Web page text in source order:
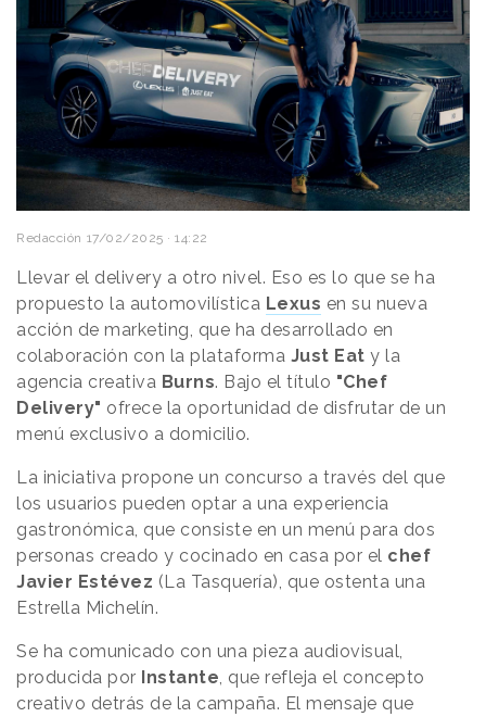
Redacción 17/02/2025 · 14:22
Llevar el delivery a otro nivel. Eso es lo que se ha
propuesto la automovilística Lexus en su nueva
acción de marketing, que ha desarrollado en
colaboración con la plataforma Just Eat y la
agencia creativa Burns. Bajo el título "Chef
Delivery" ofrece la oportunidad de disfrutar de un
menú exclusivo a domicilio.
La iniciativa propone un concurso a través del que
los usuarios pueden optar a una experiencia
gastronómica, que consiste en un menú para dos
personas creado y cocinado en casa por el chef
Javier Estévez (La Tasquería), que ostenta una
Estrella Michelín.
Se ha comunicado con una pieza audiovisual,
producida por Instante , que refleja el concepto
creativo detrás de la campaña. El mensaje que